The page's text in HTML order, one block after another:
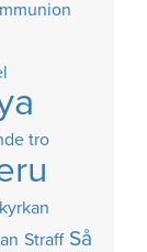
tro
Straff Så